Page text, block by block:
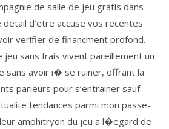
de salle de jeu gratis dans
d’etre accuse vos recentes
verifier de financment profond.
jeu sans frais vivent pareillement un
sans avoir i� se ruiner, offrant la
parieurs pour s’entrainer sauf
tendances parmi mon passe-
amphitryon du jeu a l�egard de